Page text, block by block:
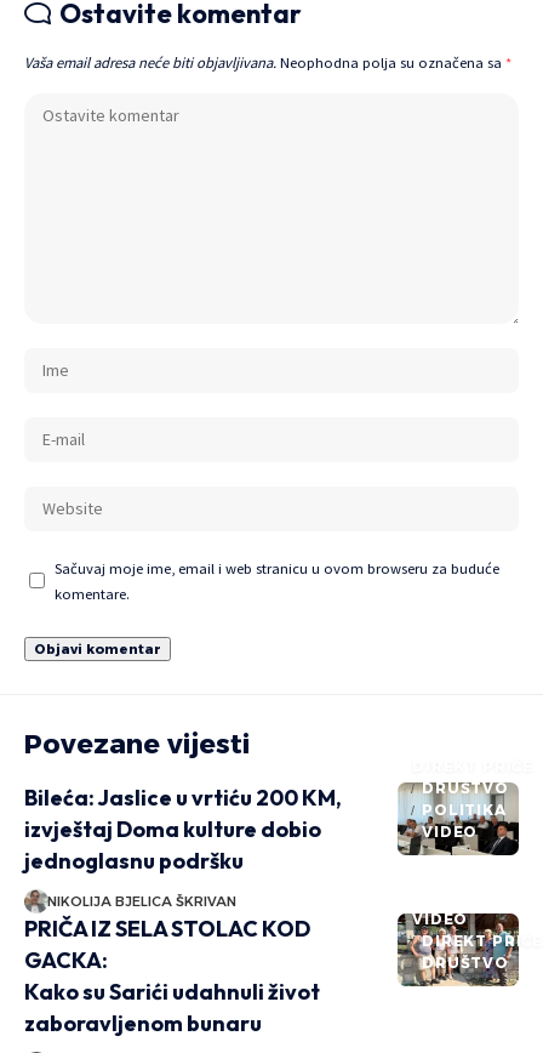
Ostavite komentar
Vaša email adresa neće biti objavljivana. Neophodna polja su označena sa *
Sačuvaj moje ime, email i web stranicu u ovom browseru za buduće
komentare.
Povezane vijesti
DRUŠTVO
POLITIKA
VIDEO
Bileća: Jaslice u vrtiću 200 KM,
izvještaj Doma kulture dobio
jednoglasnu podršku
NIKOLIJA BJELICA ŠKRIVAN
VIDEO
DIREKT PRIČE
DRUŠTVO
PRIČA IZ SELA STOLAC KOD
GACKA:
Kako su Sarići udahnuli život
zaboravljenom bunaru